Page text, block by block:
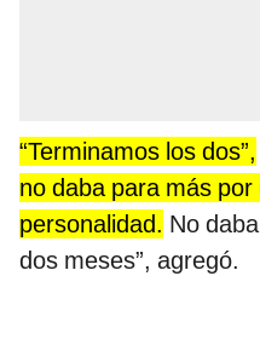
“Terminamos los dos”,
no daba para más
personalidad. No
dos meses”, agregó.